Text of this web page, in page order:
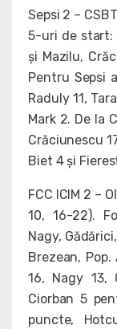
Sepsi 2 –
5-uri de start:
și Mazilu,
Pentru Sepsi
Raduly 11,
Mark 2. De la
Crăciunescu
Biet 4 și
FCC ICIM 2 –
10, 16-22).
Nagy,
Brezean,
16, Nagy 13,
Ciorban 5
puncte,